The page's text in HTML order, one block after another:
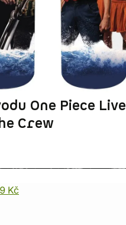
One Piece Live
Crew
Kč